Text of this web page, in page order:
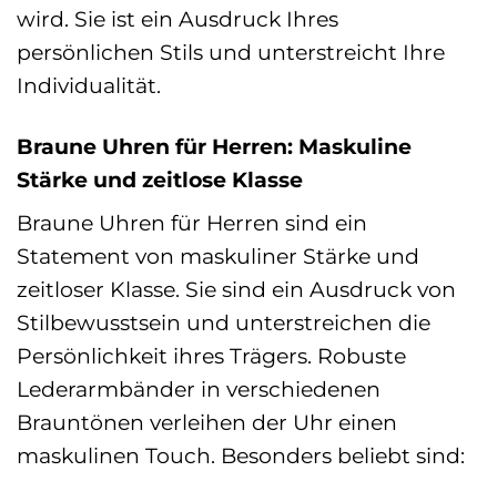
wird. Sie ist ein Ausdruck Ihres
persönlichen Stils und unterstreicht Ihre
Individualität.
Braune Uhren für Herren: Maskuline
Stärke und zeitlose Klasse
Braune Uhren für Herren sind ein
Statement von maskuliner Stärke und
zeitloser Klasse. Sie sind ein Ausdruck von
Stilbewusstsein und unterstreichen die
Persönlichkeit ihres Trägers. Robuste
Lederarmbänder in verschiedenen
Brauntönen verleihen der Uhr einen
maskulinen Touch. Besonders beliebt sind: